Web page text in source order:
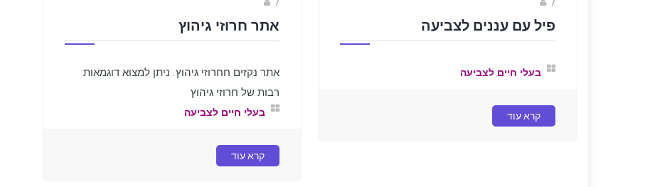
פיל עם עננים לצביעה
בעלי חיים לצביעה
קרא עוד
אתר חרוזי גיהוץ
אתר נקזים חחרוזי גיהוץ. ניתן למצוא דוגמאות
רבות של חרוזי גיהוץ
בעלי חיים לצביעה
קרא עוד